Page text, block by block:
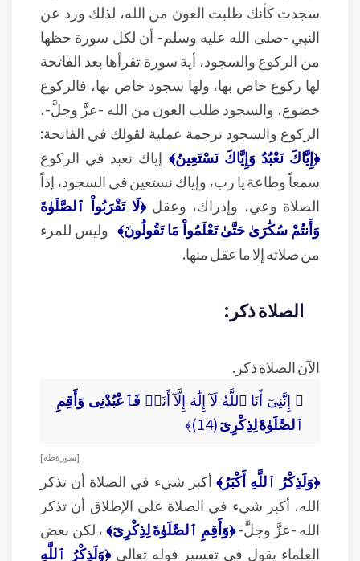
سجدت كأنك طلبت العون من الله، لذلك ورد عن
النبي -صلى الله عليه وسلم- أن لكل سورة حظها
من الركوع والسجود، أية سورة تقرأها بعد الفاتحة
لها ركوع خاص بها، ولها سجود خاص بها، فالركوع
خضوع، والسجود طلب العون من الله -عزَّ وجلَّ-،
الركوع والسجود ترجمة عملية لقولك في الفاتحة:
﴿إِيَّاكَ نَعْبُدُ وَإِيَّاكَ نَسْتَعِينُ﴾ إياك نعبد في الركوع
سمعاً وطاعة يا رب، وإياك نستعين في السجود، إذاً
الصلاة وعي، وإدراك، وعقل﴿لَا تَقْرَبُواْ ٱلصَّلَوٰةَ
وَأَنتُمْ سُكَٰرَىٰ حَتَّىٰ تَعْلَمُواْ مَا تَقُولُونَ﴾ وليس للمرء
من صلاته إلا ما عقل منها.
الصلاة ذكر:
الآن الصلاة ذكر.
﴿ إِنَّنِىٓ أَنَا ٱللَّهُ لَآ إِلَٰهَ إِلَّآ أَنَا۠ فَٱعْبُدْنِى وَأَقِمِ
ٱلصَّلَوٰةَ لِذِكْرِىٓ(14)﴾
[ سورة طه ]
﴿وَلَذِكْرُ ٱللَّهِ أَكْبَرُ﴾ أكبر شيء في الصلاة أن تذكر
الله، أكبر شيء في الصلاة على الإطلاق أن تذكر
الله -عزَّ وجلَّ-﴿وَأَقِمِ ٱلصَّلَوٰةَ لِذِكْرِىٓ﴾، لكن بعض
العلماء يقول في تفسير قوله تعالى ﴿وَلَذِكْرُ ٱللَّهِ